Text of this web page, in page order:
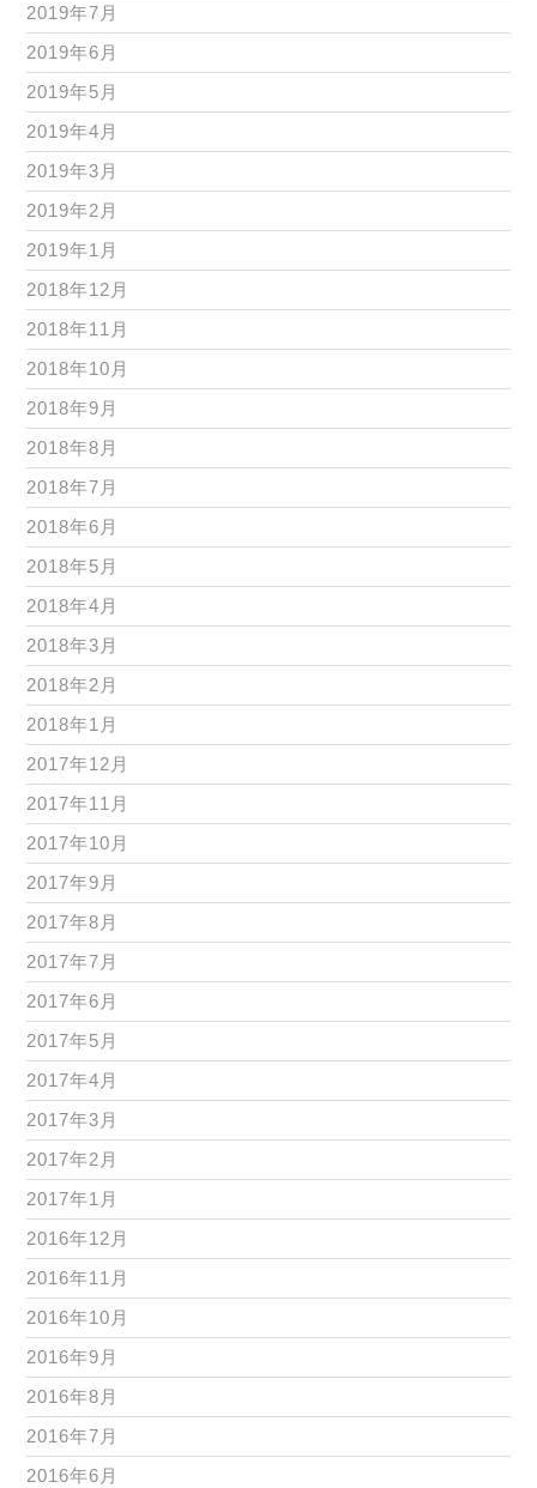
2019年7月
2019年6月
2019年5月
2019年4月
2019年3月
2019年2月
2019年1月
2018年12月
2018年11月
2018年10月
2018年9月
2018年8月
2018年7月
2018年6月
2018年5月
2018年4月
2018年3月
2018年2月
2018年1月
2017年12月
2017年11月
2017年10月
2017年9月
2017年8月
2017年7月
2017年6月
2017年5月
2017年4月
2017年3月
2017年2月
2017年1月
2016年12月
2016年11月
2016年10月
2016年9月
2016年8月
2016年7月
2016年6月